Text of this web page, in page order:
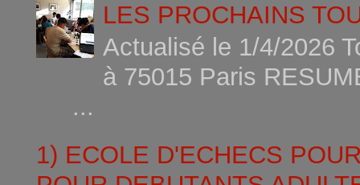
LES PROCHAINS
Actualisé le 1/4/2026
à 75015
...
1) ECOLE D'ECHECS